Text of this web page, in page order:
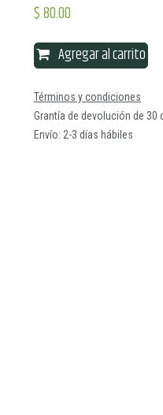
$80.00
Agregar al carrito
Términos y condiciones
Grantía de devolución de 30
Envío: 2-3 días hábiles